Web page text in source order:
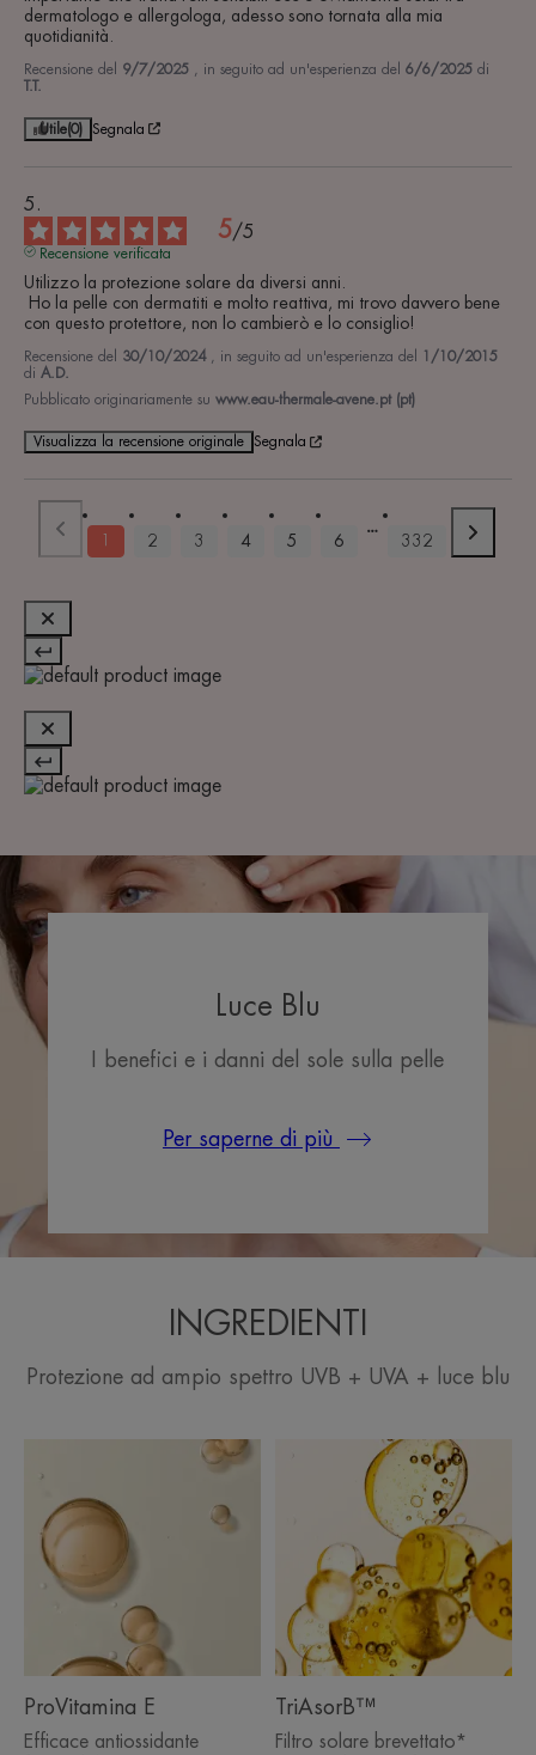
dermatologo e allergologa, adesso sono tornata alla mia
quotidianità.
Recensione del 9/7/2025 , in seguito ad un'esperienza del 6/6/2025 di
T.T.
Utile(0) Segnala
5/5
Recensione verificata
Utilizzo la protezione solare da diversi anni.
con questo protettore, non lo cambierò e lo consiglio!
Recensione del 30/10/2024 , in seguito ad un'esperienza del
1/10/2015
di A.D.
Pubblicato originariamente su www.eau-thermale-avene.pt (pt)
Visualizza la recensione originale Segnala
1 2 3 4 5 6 332
Luce Blu
I benefici e i danni del sole sulla pelle
Per saperne di più
INGREDIENTI
Protezione ad ampio spettro UVB + UVA + luce blu
ProVitamina E
Efficace antiossidante
TriAsorB™
Filtro solare brevettato*